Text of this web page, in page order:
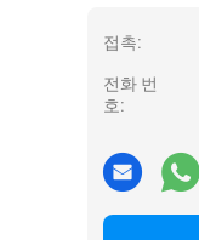
접촉:
전화 번
호: